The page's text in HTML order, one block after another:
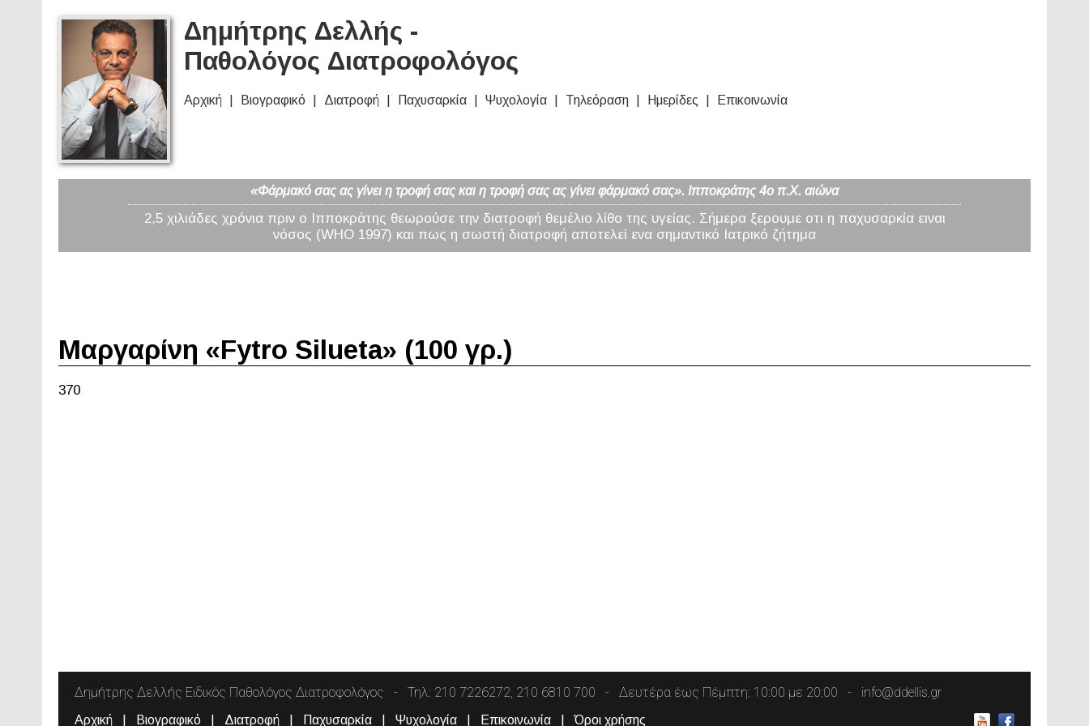
Δημήτρης Δελλής -
Παθολόγος Διατροφολόγος
Αρχική Βιογραφικό Διατροφή Παχυσαρκία Ψυχολογία Τηλεόραση Ημερίδες Επικοινωνία
«Φάρμακό σας ας γίνει η τροφή σας και η τροφή σας ας γίνει φάρμακό σας». Ιπποκράτης 4ο π.Χ. αιώνα
2,5 χιλιάδες χρόνια πριν ο Ιπποκράτης θεωρούσε την διατροφή θεμέλιο λίθο της υγείας. Σήμερα ξερουμε οτι η παχυσαρκία ειναι
νόσος (WHO 1997) και πως η σωστή διατροφή αποτελεί ενα σημαντικό Ιατρικό ζήτημα
Μαργαρίνη «Fytro Silueta» (100 γρ.)
370
Δημήτρης Δελλής Ειδικός Παθολόγος Διατροφολόγος Τηλ: 210 7226272, 210 6810 700 Δευτέρα έως Πέμπτη: 10:00 με 20:00 info@ddellis.gr
Αρχική Βιογραφικό Διατροφή Παχυσαρκία Ψυχολογία Επικοινωνία Όροι χρήσης